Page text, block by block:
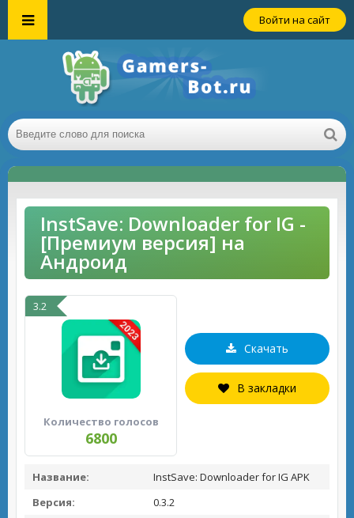
Войти на сайт
InstSave: Downloader for IG -
[Премиум версия] на
Андроид
3.2
Количество голосов
6800
Скачать
В закладки
Название:
InstSave: Downloader for IG APK
Версия:
0.3.2